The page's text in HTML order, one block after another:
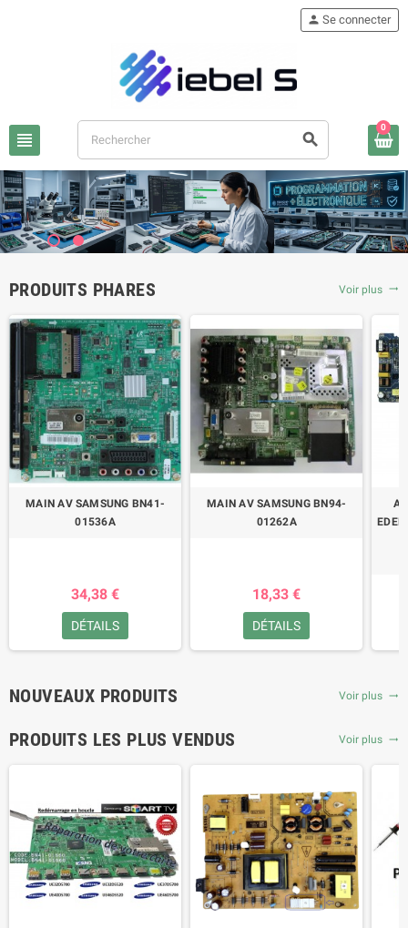
view_headline search
person Se connecter
0
PRODUITS PHARES Voir plus trending_flat
MAIN AV SAMSUNG BN41-
01536A
34,38 €
DÉTAILS
MAIN AV SAMSUNG BN94-
01262A
18,33 €
DÉTAILS
NOUVEAUX PRODUITS Voir plus trending_flat
PRODUITS LES PLUS VENDUS Voir plus trending_flat